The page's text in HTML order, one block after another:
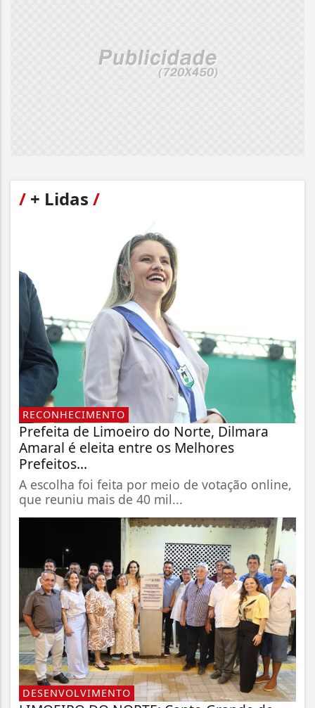
/ + Lidas /
RECONHECIMENTO
Prefeita de Limoeiro do Norte, Dilmara
Amaral é eleita entre os Melhores
Prefeitos...
A escolha foi feita por meio de votação online,
que reuniu mais de 40 mil...
DESENVOLVIMENTO